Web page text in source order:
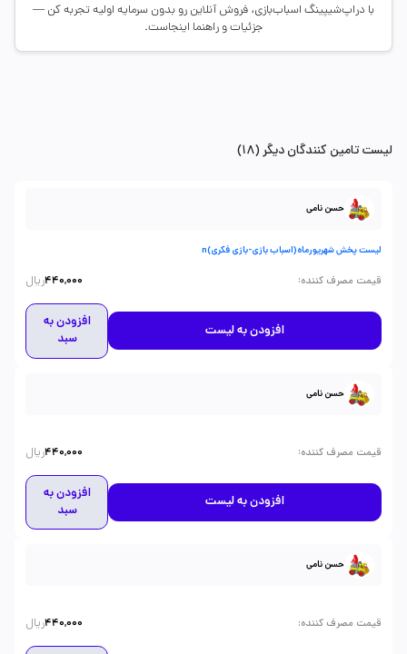
با دراپ‌شیپینگ اسباب‌بازی، فروش آنلاین رو بدون سرمایه اولیه تجربه کن —
جزئیات و راهنما اینجاست.
لیست تامین کنندگان دیگر (18)
حسن نامی
لیست پخش شهریورماه(اسباب بازی-بازی فکری)n
قیمت مصرف کننده:
440,000ریال
افزودن به لیست
افزودن به
سبد
حسن نامی
قیمت مصرف کننده:
440,000ریال
افزودن به لیست
افزودن به
سبد
حسن نامی
قیمت مصرف کننده:
440,000ریال